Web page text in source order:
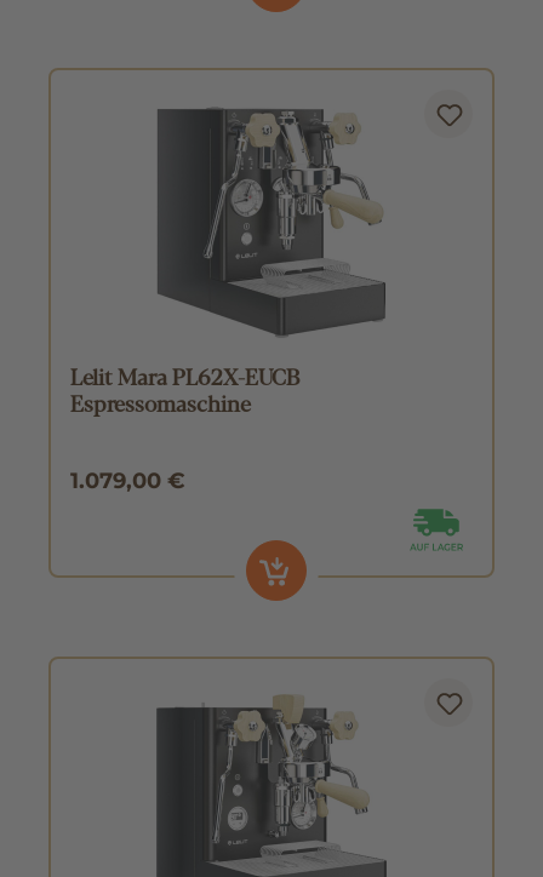
Lelit Mara PL62X-EUCB
Espressomaschine
1.079,00 €